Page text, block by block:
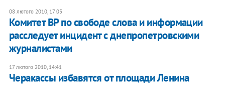
08 лютого 2010, 17:03
Комитет ВР по свободе слова и информации
расследует инцидент с днепропетровскими
журналистами
17 лютого 2010, 14:41
Черакассы избавятся от площади Ленина